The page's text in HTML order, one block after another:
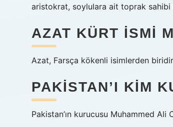
aristokrat, soylulara ait toprak sahibi
AZAT KÜRT ISMI
Azat, Farsça kökenli isimlerden
PAKISTAN’I KIM
Pakistan’ın kurucusu Muhammed Ali